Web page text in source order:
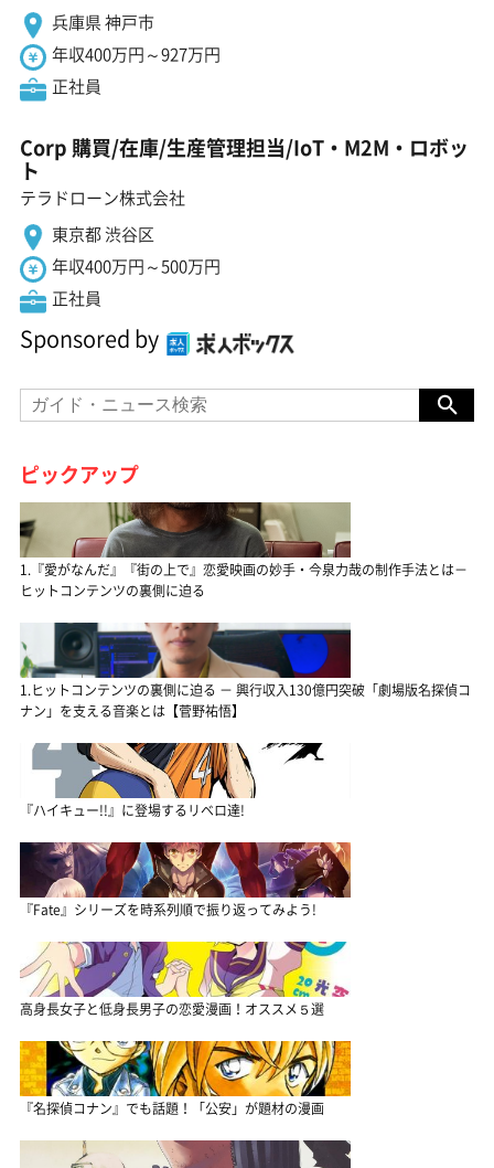
兵庫県 神戸市
年収400万円～927万円
正社員
Corp 購買/在庫/生産管理担当/IoT・M2M・ロボッ
ト
テラドローン株式会社
東京都 渋谷区
年収400万円～500万円
正社員
Sponsored by
ピックアップ
1.『愛がなんだ』『街の上で』恋愛映画の妙手・今泉力哉の制作手法とは－
ヒットコンテンツの裏側に迫る
1.ヒットコンテンツの裏側に迫る － 興行収入130億円突破「劇場版名探偵コ
ナン」を支える音楽とは【菅野祐悟】
『ハイキュー!!』に登場するリベロ達!
『Fate』シリーズを時系列順で振り返ってみよう!
高身長女子と低身長男子の恋愛漫画！オススメ５選
『名探偵コナン』でも話題！「公安」が題材の漫画